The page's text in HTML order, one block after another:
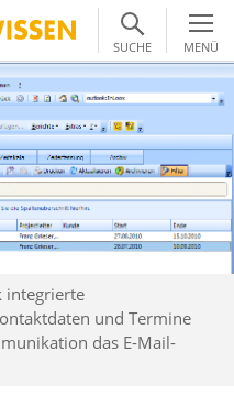
SUCHE MENÜ
integrierte
und Termine
das E-Mail-